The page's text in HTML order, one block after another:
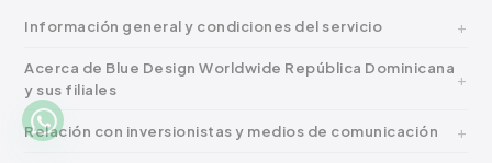
Información general y condiciones del servicio
Acerca de Blue Design Worldwide República Dominicana
y sus filiales
Relación con inversionistas y medios de comunicación